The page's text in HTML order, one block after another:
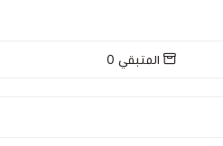
المتبقي 0